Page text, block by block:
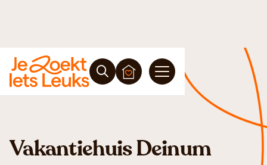
Vakantiehuis Deinum